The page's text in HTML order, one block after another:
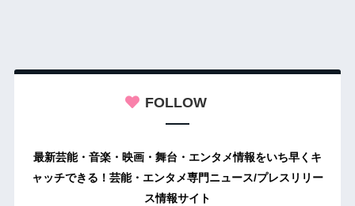
FOLLOW
最新芸能・音楽・映画・舞台・エンタメ情報をいち早くキ
ャッチできる！芸能・エンタメ専門ニュース/プレスリリー
ス情報サイト